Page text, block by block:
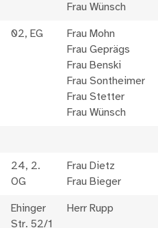
Frau Wünsch
02, EG
Frau Mohn
Frau Geprägs
Frau Benski
Frau Sontheimer
Frau Stetter
Frau Wünsch
24, 2.
OG
Frau Dietz
Frau Bieger
Ehinger
Str. 52/1
Herr Rupp